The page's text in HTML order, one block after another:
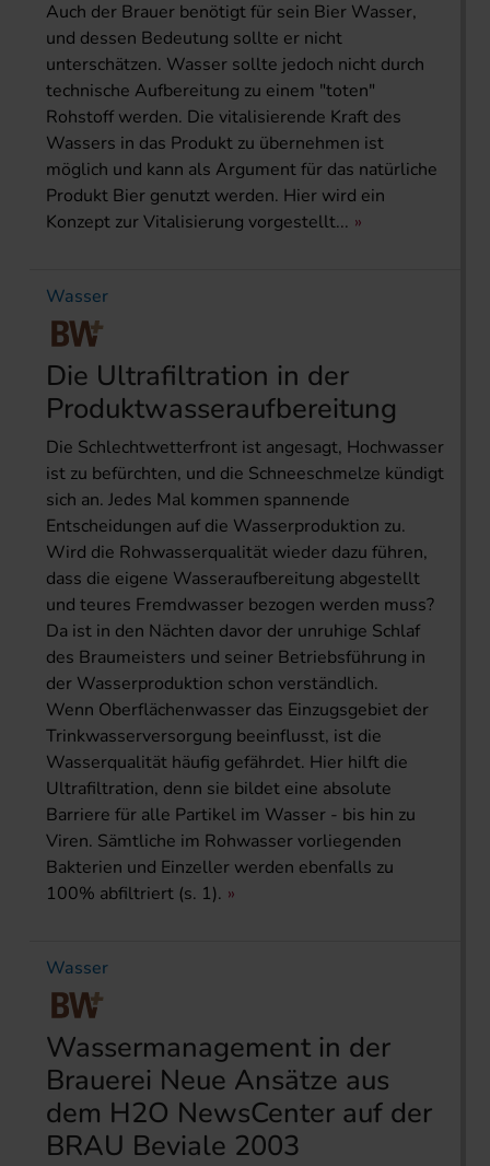
Auch der Brauer benötigt für sein Bier Wasser,
und dessen Bedeutung sollte er nicht
unterschätzen. Wasser sollte jedoch nicht durch
technische Aufbereitung zu einem "toten"
Rohstoff werden. Die vitalisierende Kraft des
Wassers in das Produkt zu übernehmen ist
möglich und kann als Argument für das natürliche
Produkt Bier genutzt werden. Hier wird ein
Konzept zur Vitalisierung vorgestellt...
Wasser
Die Ultrafiltration in der
Produktwasseraufbereitung
Die Schlechtwetterfront ist angesagt, Hochwasser
ist zu befürchten, und die Schneeschmelze kündigt
sich an. Jedes Mal kommen spannende
Entscheidungen auf die Wasserproduktion zu.
Wird die Rohwasserqualität wieder dazu führen,
dass die eigene Wasseraufbereitung abgestellt
und teures Fremdwasser bezogen werden muss?
Da ist in den Nächten davor der unruhige Schlaf
des Braumeisters und seiner Betriebsführung in
der Wasserproduktion schon verständlich.
Wenn Oberflächenwasser das Einzugsgebiet der
Trinkwasserversorgung beeinflusst, ist die
Wasserqualität häufig gefährdet. Hier hilft die
Ultrafiltration, denn sie bildet eine absolute
Barriere für alle Partikel im Wasser - bis hin zu
Viren. Sämtliche im Rohwasser vorliegenden
Bakterien und Einzeller werden ebenfalls zu
100% abfiltriert (s. 1).
Wasser
Wassermanagement in der
Brauerei Neue Ansätze aus
dem H2O NewsCenter auf der
BRAU Beviale 2003